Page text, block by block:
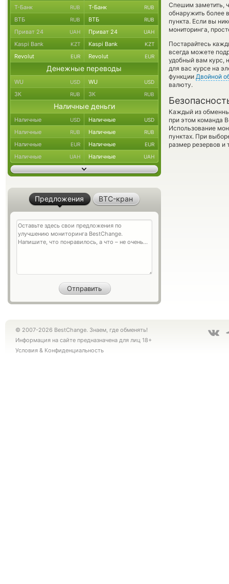
Спешим заметить,
обнаружить более
пункта. Если вы
мониторинга,
Постарайтесь
всегда можете
удобный вам курс,
для вас курсе на
функции Двойной
валюту.
Каждый из
при этом команда
Использование
пунктах. При
размер резервов и
Т-Банк RUB Т-Банк RUB
ВТБ RUB ВТБ RUB
Приват 24 UAH Приват 24 UAH
Kaspi Bank KZT Kaspi Bank KZT
Revolut EUR Revolut EUR
Денежные переводы
WU USD WU USD
ЗК RUB ЗК RUB
Наличные деньги
Наличные USD Наличные USD
Наличные RUB Наличные RUB
Наличные EUR Наличные EUR
Наличные UAH Наличные UAH
Предложения BTC-кран
© 2007-2026 BestChange. Знаем, где обменять!
Информация на сайте предназначена для лиц 18+
Условия & Конфиденциальность